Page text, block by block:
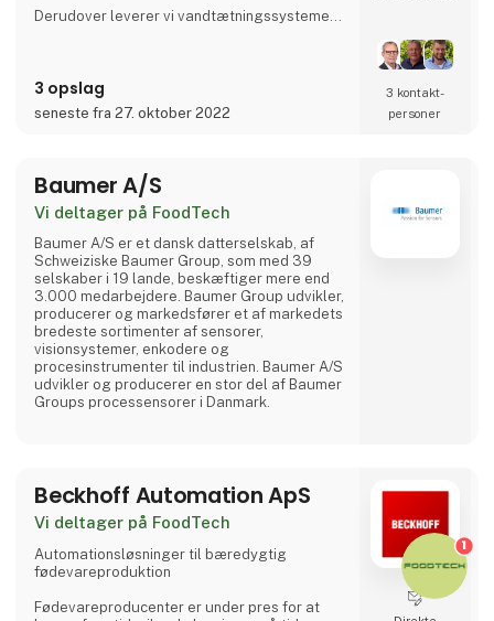
Derudover leverer vi vandtætningssystemer
vandtætningsmembran system MasterSeal
7000 CR, baseret på Xolutec® teknologi.
Membranen er hurtighærdende, ekstremt
3 opslag
seneste fra 27. oktober 2022
3 kontakt­
personer
Baumer A/S
Vi deltager på FoodTech
Baumer A/S er et dansk datterselskab, af
Schweiziske Baumer Group, som med 39
selskaber i 19 lande, beskæftiger mere end
3.000 medarbejdere. Baumer Group udvikler,
producerer og markedsfører et af markedets
bredeste sortimenter af sensorer,
visionsystemer, enkodere og
procesinstrumenter til industrien. Baumer A/S
udvikler og producerer en stor del af Baumer
Groups processensorer i Danmark.
Beckhoff Automation ApS
Vi deltager på FoodTech
Automationsløsninger til bæredygtig
fødevareproduktion
Fødevareproducenter er under pres for at
1